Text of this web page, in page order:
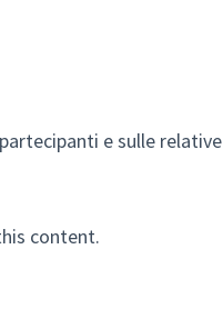
e sulle relative
content.